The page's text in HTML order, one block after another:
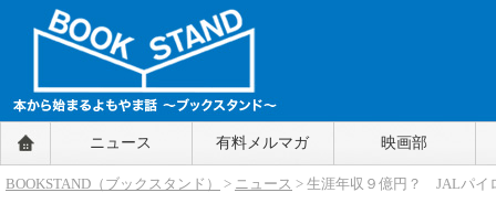
BOOKSTAND（ブックスタンド）
～本から始まるよもやま話～
BOOKSTAND（ブ
ニュース 有料メルマガ 映画部
BOOKSTAND（ブックスタンド） > ニュース > 生涯年収９億円？ JALパイ